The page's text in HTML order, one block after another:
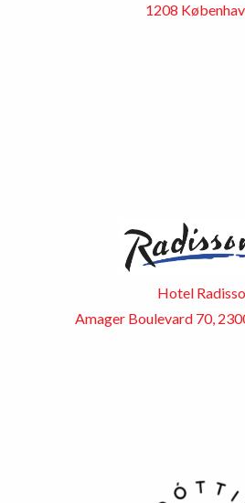
1208
Hotel
Amager Boulevard 70,